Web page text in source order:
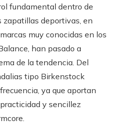
fundamental dentro de
zapatillas deportivas, en
muy conocidas en los
han pasado a
de la tendencia. Del
tipo Birkenstock
ya que aportan
y sencillez